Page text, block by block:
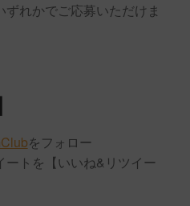
れかでご応募いただけま
をフォロー
トを【いいね&リツイー